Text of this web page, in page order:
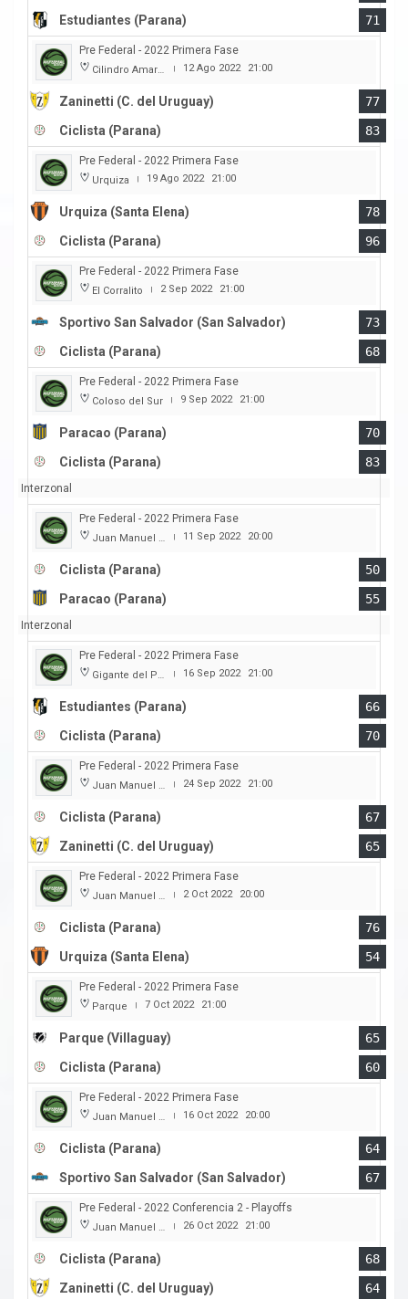
Estudiantes (Parana)
71
Pre Federal - 2022 Primera Fase
Cilindro Amarillo | 12 Ago 2022 21:00
Zaninetti (C. del Uruguay)
77
Ciclista (Parana)
83
Pre Federal - 2022 Primera Fase
Urquiza | 19 Ago 2022 21:00
Urquiza (Santa Elena)
78
Ciclista (Parana)
96
Pre Federal - 2022 Primera Fase
El Corralito | 2 Sep 2022 21:00
Sportivo San Salvador (San Salvador)
73
Ciclista (Parana)
68
Pre Federal - 2022 Primera Fase
Coloso del Sur | 9 Sep 2022 21:00
Paracao (Parana)
70
Ciclista (Parana)
83
Interzonal
Pre Federal - 2022 Primera Fase
Juan Manuel A. Baglietto | 11 Sep 2022 20:00
Ciclista (Parana)
50
Paracao (Parana)
55
Interzonal
Pre Federal - 2022 Primera Fase
Gigante del Parque | 16 Sep 2022 21:00
Estudiantes (Parana)
66
Ciclista (Parana)
70
Pre Federal - 2022 Primera Fase
Juan Manuel A. Baglietto | 24 Sep 2022 21:00
Ciclista (Parana)
67
Zaninetti (C. del Uruguay)
65
Pre Federal - 2022 Primera Fase
Juan Manuel A. Baglietto | 2 Oct 2022 20:00
Ciclista (Parana)
76
Urquiza (Santa Elena)
54
Pre Federal - 2022 Primera Fase
Parque | 7 Oct 2022 21:00
Parque (Villaguay)
65
Ciclista (Parana)
60
Pre Federal - 2022 Primera Fase
Juan Manuel A. Baglietto | 16 Oct 2022 20:00
Ciclista (Parana)
64
Sportivo San Salvador (San Salvador)
67
Pre Federal - 2022 Conferencia 2 - Playoffs
Juan Manuel A. Baglietto | 26 Oct 2022 21:00
Ciclista (Parana)
68
Zaninetti (C. del Uruguay)
64